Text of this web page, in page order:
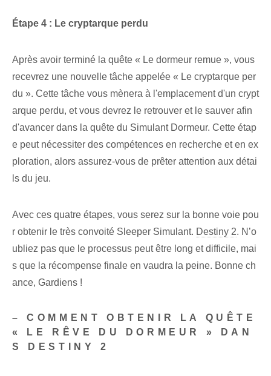
Étape 4 : Le cryptarque perdu
Après avoir terminé la quête « Le dormeur remue », vous
recevrez une nouvelle tâche⁢ appelée « Le cryptarque per
du ». Cette tâche vous mènera à l'emplacement d'un crypt
arque perdu, et vous devrez le retrouver et le sauver afin
d'avancer dans la quête du Simulant Dormeur. ⁣Cette étap
e peut nécessiter ⁢des compétences en recherche et en ex
ploration, alors assurez-vous de prêter ⁤attention aux détai
ls du jeu.
Avec ces quatre étapes, vous serez sur la bonne voie pou
r obtenir le très convoité Sleeper Simulant. Destiny 2. N’o
ubliez pas que le processus peut être long et difficile, mai
s que la récompense finale en vaudra la peine. Bonne ch
ance, Gardiens !
– COMMENT OBTENIR LA QUÊTE
« LE RÊVE DU DORMEUR »‍ DAN
S DESTINY 2